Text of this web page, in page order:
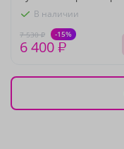
В наличии
7 530 ₽ -15%
6 400 ₽